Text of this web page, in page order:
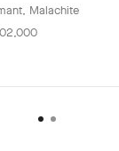
Malachite